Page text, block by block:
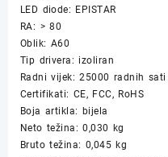
LED diode: EPISTAR
RA: > 80
Oblik: A60
Tip drivera: izoliran
Radni vijek: 25000 radnih sati
Certifikati: CE, FCC, RoHS
Boja artikla: bijela
Neto težina: 0,030 kg
Bruto težina: 0,045 kg